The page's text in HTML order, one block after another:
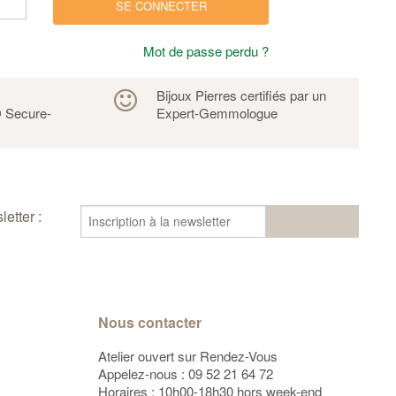
SE CONNECTER
Mot de passe perdu ?
Secure-
Bijoux Pierres certifiés par un
Expert-Gemmologue
:
Nous contacter
Atelier ouvert sur Rendez-Vous
Appelez-nous : 09 52 21 64 72
Horaires : 10h00-18h30 hors week-end